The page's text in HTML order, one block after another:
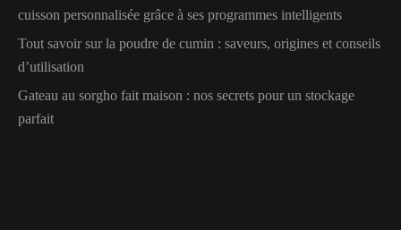
cuisson personnalisée grâce à ses programmes intelligents
Tout savoir sur la poudre de cumin : saveurs, origines et conseils
d’utilisation
Gateau au sorgho fait maison : nos secrets pour un stockage
parfait